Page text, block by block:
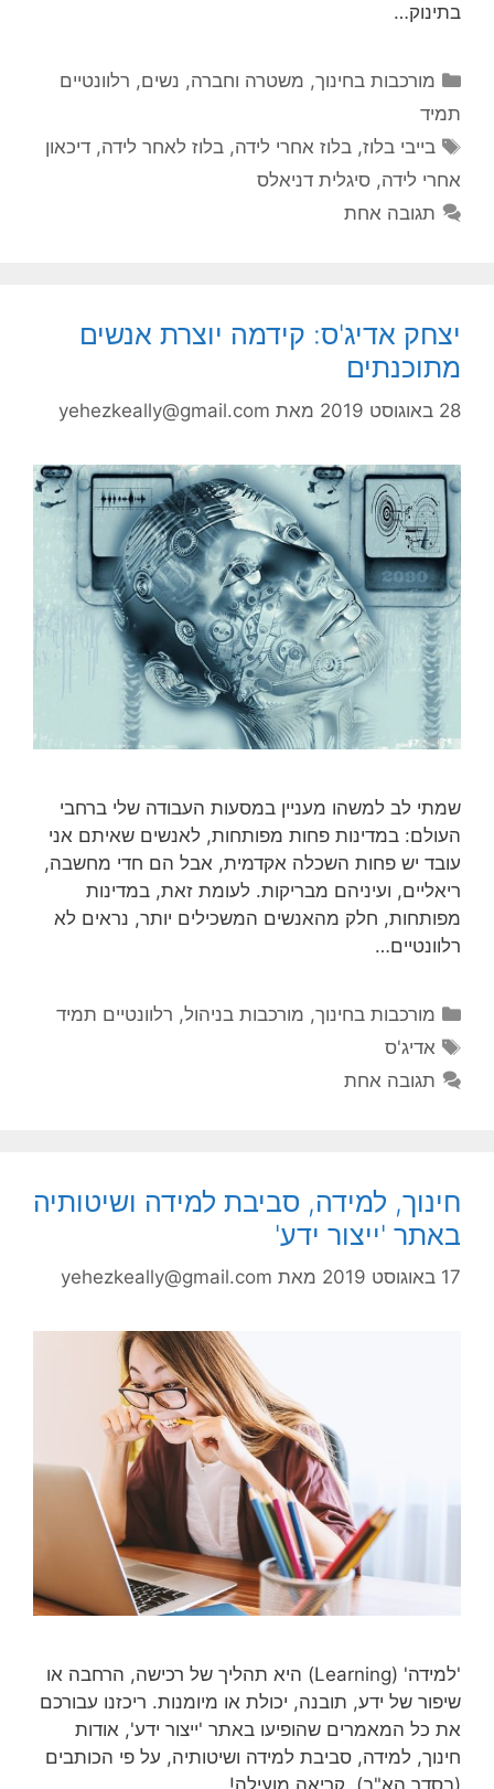
בתינוק…
קטגוריות
מורכבות בחינוך, משטרה וחברה, נשים, רלוונטיים
תמיד
תגיות
בייבי בלוז,בלוז אחרי לידה,בלוז לאחר לידה,דיכאון
אחרי לידה, סיגלית דניאלס
תגובה אחת
יצחק אדיג'ס: קידמה יוצרת אנשים
מתוכנתים
28 באוגוסט 2019 מאת yehezkeally@gmail.com
שמתי לב למשהו מעניין במסעות העבודה שלי ברחבי
העולם: במדינות פחות מפותחות, לאנשים שאיתם אני
עובד יש פחות השכלה אקדמית, אבל הם חדי מחשבה,
ריאליים, ועיניהם מבריקות. לעומת זאת, במדינות
מפותחות, חלק מהאנשים המשכילים יותר, נראים לא
רלוונטיים…
קטגוריות
מורכבות בחינוך, מורכבות בניהול, רלוונטיים תמיד
תגיות
אדיג'ס
תגובה אחת
חינוך, למידה, סביבת למידה ושיטותיה
באתר 'ייצור ידע'
17 באוגוסט 2019 מאת yehezkeally@gmail.com
'למידה' (Learning) היא תהליך של רכישה, הרחבה או
שיפור של ידע, תובנה, יכולת או מיומנות. ריכזנו עבורכם
את כל המאמרים שהופיעו באתר 'ייצור ידע', אודות
חינוך, למידה, סביבת למידה ושיטותיה, על פי הכותבים